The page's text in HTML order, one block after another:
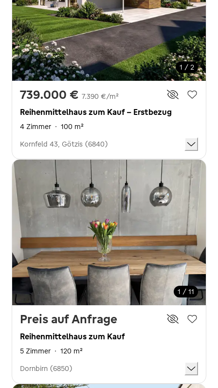
1 / 2
739.000 € 7.390 €/m²
Reihenmittelhaus zum Kauf - Erstbezug
4 Zimmer · 100 m²
Kornfeld 43, Götzis (6840)
1 / 11
Preis auf Anfrage
Reihenmittelhaus zum Kauf
5 Zimmer · 120 m²
Dornbirn (6850)